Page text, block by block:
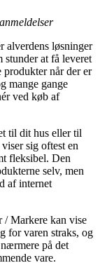
anmeldelser
alverdens løsninger
at få leveret
produkter når der er
mange gange
ved køb af
til dit hus eller til
sig oftest en
fleksibel. Den
selv, men
af internet
/ Markere kan vise
for varen straks, og
på det
vare.